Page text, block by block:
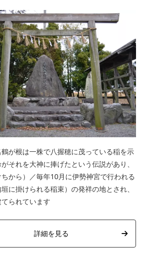
が根は一株で八握穂に茂っている稲を示
それを大神に捧げたという伝説があり、
から）／毎年10月に伊勢神宮で行われる
に掛けられる稲束）の発祥の地とされ、
られています
詳細を見る